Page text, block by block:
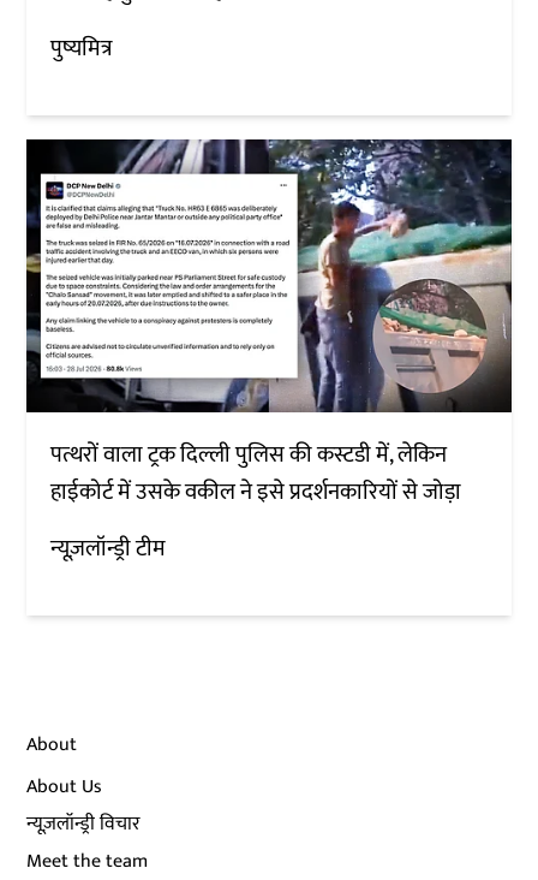
पुष्यमित्र
पत्थरों वाला ट्रक दिल्ली पुलिस की कस्टडी में, लेकिन
हाईकोर्ट में उसके वकील ने इसे प्रदर्शनकारियों से जोड़ा
न्यूज़लॉन्ड्री टीम
About
About Us
न्यूज़लॉन्ड्री विचार
Meet the team